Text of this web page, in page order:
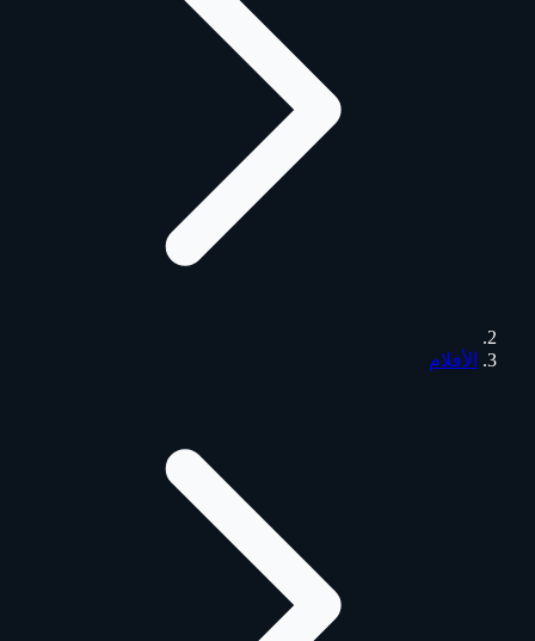
الأفلام